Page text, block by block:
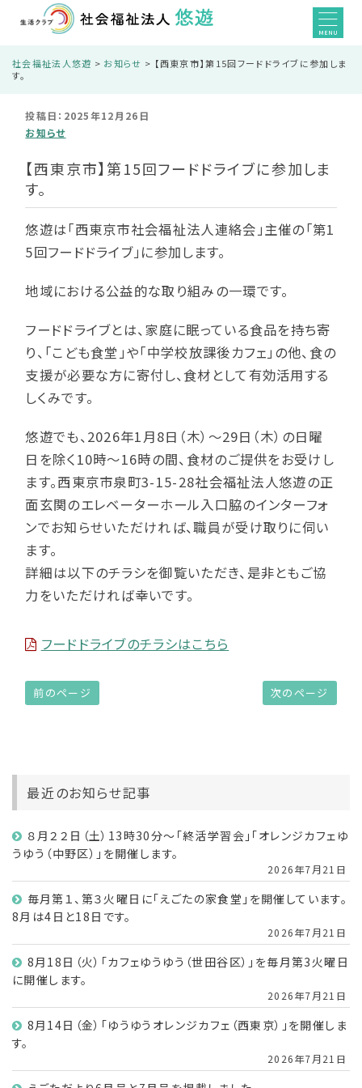
MENU
社会福祉法人悠遊 > お知らせ > 【西東京市】第15回フードドライブに参加しま
す。
投稿日：2025年12月26日
お知らせ
【西東京市】第15回フードドライブに参加しま
す。
悠遊は「西東京市社会福祉法人連絡会」主催の「第1
5回フードドライブ」に参加します。
地域における公益的な取り組みの一環です。
フードドライブとは、家庭に眠っている食品を持ち寄
り、「こども食堂」や「中学校放課後カフェ」の他、食の
支援が必要な方に寄付し、食材として有効活用する
しくみです。
悠遊でも、2026年1月8日（木）～29日（木）の日曜
日を除く10時～16時の間、食材のご提供をお受けし
ます。西東京市泉町3-15-28社会福祉法人悠遊の正
面玄関のエレベーターホール入口脇のインターフォ
ンでお知らせいただければ、職員が受け取りに伺い
ます。
詳細は以下のチラシを御覧いただき、是非ともご協
力をいただければ幸いです。
フードドライブのチラシはこちら
前のページ 次のページ
最近のお知らせ記事
８月２２日（土）13時30分～「終活学習会」「オレンジカフェゆ
うゆう（中野区）」を開催します。
2026年7月21日
毎月第１、第３火曜日に「えごたの家食堂」を開催しています。
8月は4日と18日です。
2026年7月21日
8月18日（火）「カフェゆうゆう（世田谷区）」を毎月第3火曜日
に開催します。
2026年7月21日
8月14日（金）「ゆうゆうオレンジカフェ（西東京）」を開催しま
す。
2026年7月21日